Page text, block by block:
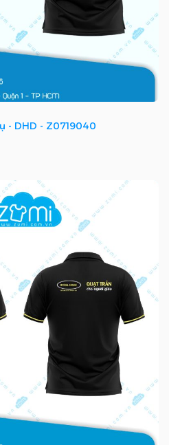
- DHD - Z0719040